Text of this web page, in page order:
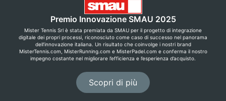
Premio Innovazione SMAU 2025
Mister Tennis Srl è stata premiata da SMAU per il progetto di integrazione
digitale dei propri processi, riconosciuto come caso di successo nel panorama
dell’innovazione italiana. Un risultato che coinvolge i nostri brand
MisterTennis.com, MisterRunning.com e MisterPadel.com e conferma il nostro
impegno costante nel migliorare l’efficienza e l’esperienza d’acquisto.
Scopri di più